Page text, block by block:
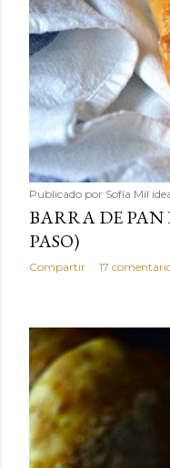
Publicado por Sofía Mil
BARRA DE PAN
PASO)
Compartir 17